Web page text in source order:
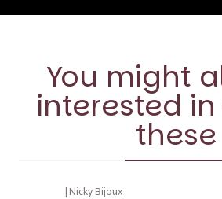
You might
interested
these
| Nicky Bijoux